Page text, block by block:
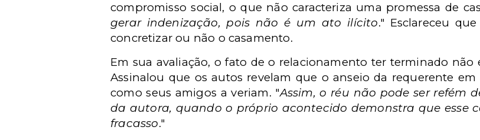
compromisso social, o que não caracteriza uma promessa de
gerar indenização, pois não é um ato ilícito." Esclareceu
concretizar ou não o casamento.
Em sua avaliação, o fato de o relacionamento ter terminado não
Assinalou que os autos revelam que o anseio da requerente em
como seus amigos a veriam. "Assim, o réu não pode ser refém
da autora, quando o próprio acontecido demonstra que esse
fracasso."